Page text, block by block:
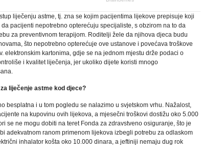
liječenju astme, tj. zna se kojim pacijentima lijekove prepisuje koji
pacijenti nepotrebno opterećuju specijaliste, s obzirom na to da
za preventivnom terapijom. Roditelji žele da njihova djeca budu
što nepotrebno opterećuje ove ustanove i povećava troškove
elektronskim kartonima, gdje se na jednom mjestu drže podaci o
i kvalitet liječenja, jer ukoliko dijete koristi mnogo
liječenje astme kod djece?
besplatna i u tom pogledu se nalazimo u svjetskom vrhu. Nažalost,
na kupovinu ovih lijekova, a mjesečni troškovi dostižu oko 5.000
se ne mogu dobiti na teret Fonda za zdravstveno osiguranje, što je
adekvatnom ranom primenom lijekova izbegli potrebu za odlaskom
inhalator košta oko 10.000 dinara, a jeftiniji nemaju dug rok